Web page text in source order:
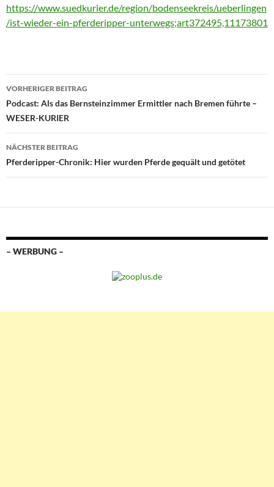
https://www.suedkurier.de/region/bodenseekreis/ueberlingen
/ist-wieder-ein-pferderipper-unterwegs;art372495,11173801
Beitragsnavigation
VORHERIGER BEITRAG
Podcast: Als das Bernsteinzimmer Ermittler nach Bremen führte –
WESER-KURIER
NÄCHSTER BEITRAG
Pferderipper-Chronik: Hier wurden Pferde gequält und getötet
– WERBUNG –